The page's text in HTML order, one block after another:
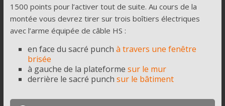
1500 points pour l’activer tout de suite. Au cours de la
montée vous devrez tirer sur trois boîtiers électriques
avec l’arme équipée de câble HS :
en face du sacré punch à travers une fenêtre
brisée
à gauche de la plateforme sur le mur
derrière le sacré punch sur le bâtiment